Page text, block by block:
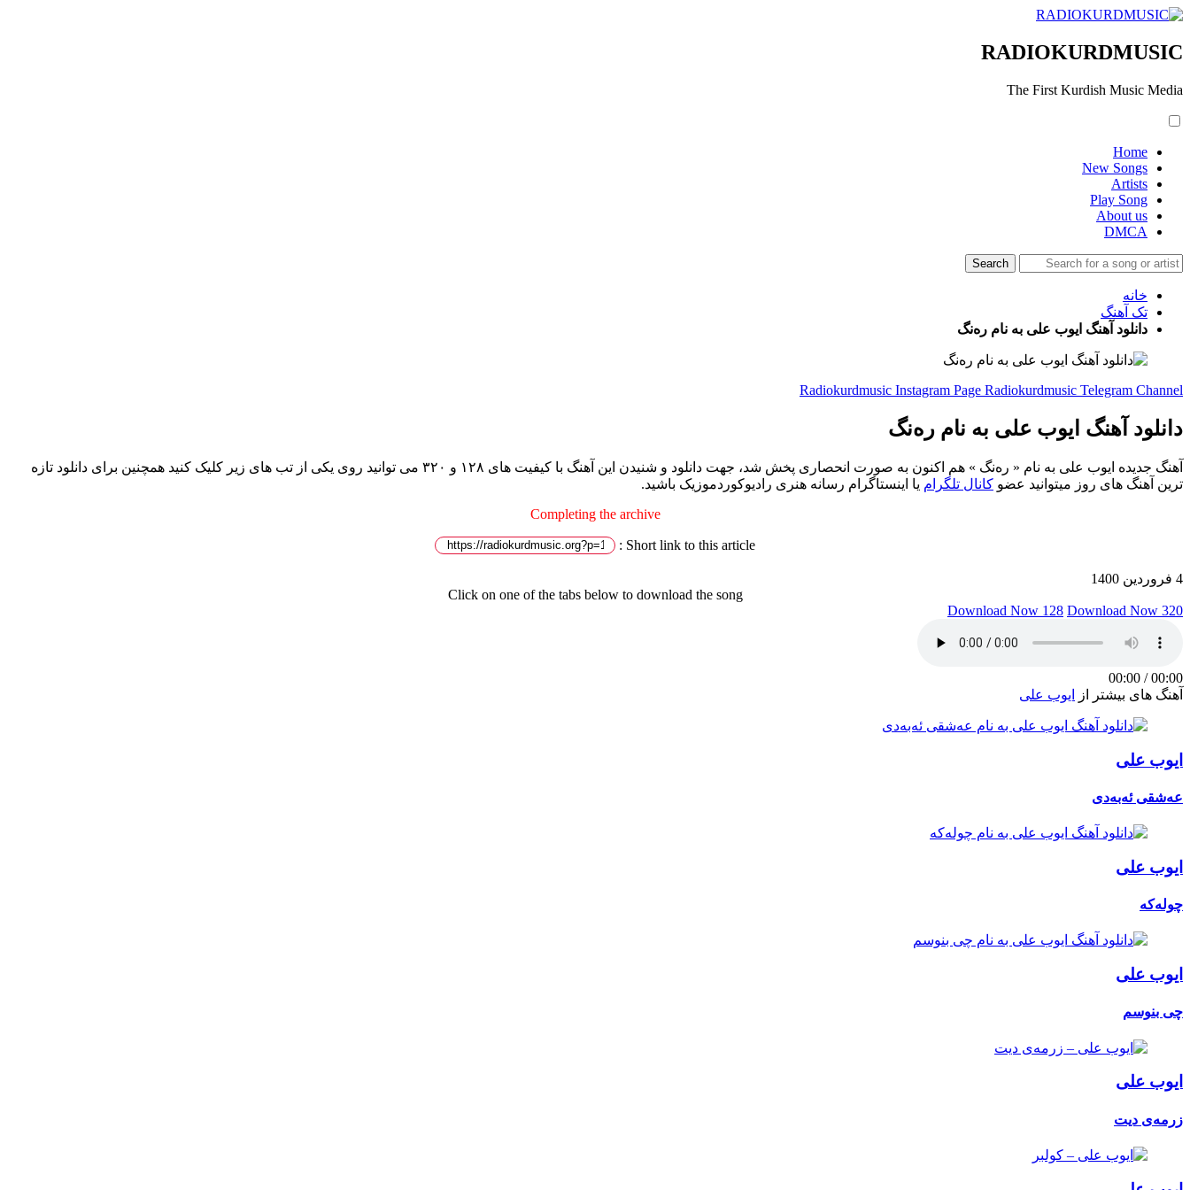
RADIOKURDMUSIC
The First Kurdish Music Media
Home
New Songs
Artists
Play Song
About us
DMCA
خانه
تک آهنگ
دانلود آهنگ ایوب علی به نام رەنگ
Radiokurdmusic Instagram Page Radiokurdmusic Telegram Channel
دانلود آهنگ ایوب علی به نام رەنگ
آهنگ جدیده ایوب علی به نام « رەنگ » هم اکنون به صورت انحصاری پخش شد، جهت دانلود و شنیدن این آهنگ با کیفیت های ۱۲۸ و ۳۲۰ می توانید روی یکی از تب های زیر کلیک کنید همچنین برای دانلود تازه
ترین آهنگ های روز میتوانید عضو کانال تلگرام یا اینستاگرام رسانه هنری رادیوکوردموزیک باشید.
Completing the archive
Short link to this article :
4 فروردین 1400
Click on one of the tabs below to download the song
Download Now 128 Download Now 320
00:00
/
00:00
آهنگ های بیشتر از
ایوب علی
ایوب علی
عەشقی ئەبەدی
ایوب علی
چولەکە
ایوب علی
چی بنوسم
ایوب علی
زرمەی دیت